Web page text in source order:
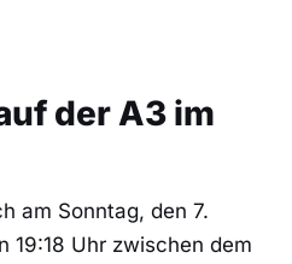
der A3 im
am Sonntag, den 7.
19:18 Uhr zwischen dem